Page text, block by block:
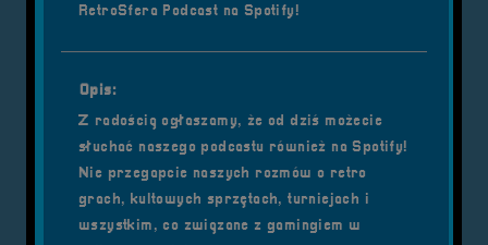
RetroSfera Podcast na Spotify!
Opis:
Z radością ogłaszamy, że od dziś możecie
słuchać naszego podcastu również na Spotify!
Nie przegapcie naszych rozmów o retro
grach, kultowych sprzętach, turniejach i
wszystkim, co związane z gamingiem w